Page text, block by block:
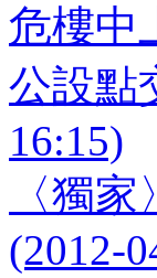
危樓中
公設點
16:15)
〈獨
(2012-